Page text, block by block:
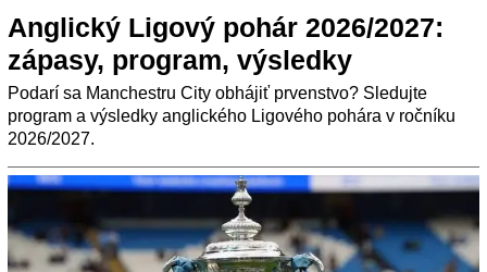
Anglický Ligový pohár 2026/2027:
zápasy, program, výsledky
Podarí sa Manchestru City obhájiť prvenstvo? Sledujte
program a výsledky anglického Ligového pohára v ročníku
2026/2027.